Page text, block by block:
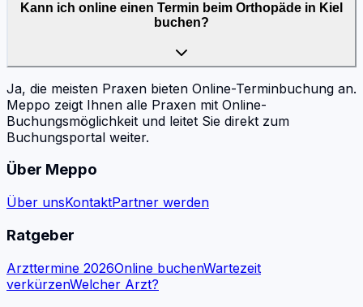
Kann ich online einen Termin beim Orthopäde in Kiel
buchen?
Ja, die meisten Praxen bieten Online-Terminbuchung an.
Meppo zeigt Ihnen alle Praxen mit Online-
Buchungsmöglichkeit und leitet Sie direkt zum
Buchungsportal weiter.
Über Meppo
Über unsKontaktPartner werden
Ratgeber
Arzttermine 2026Online buchenWartezeit
verkürzenWelcher Arzt?